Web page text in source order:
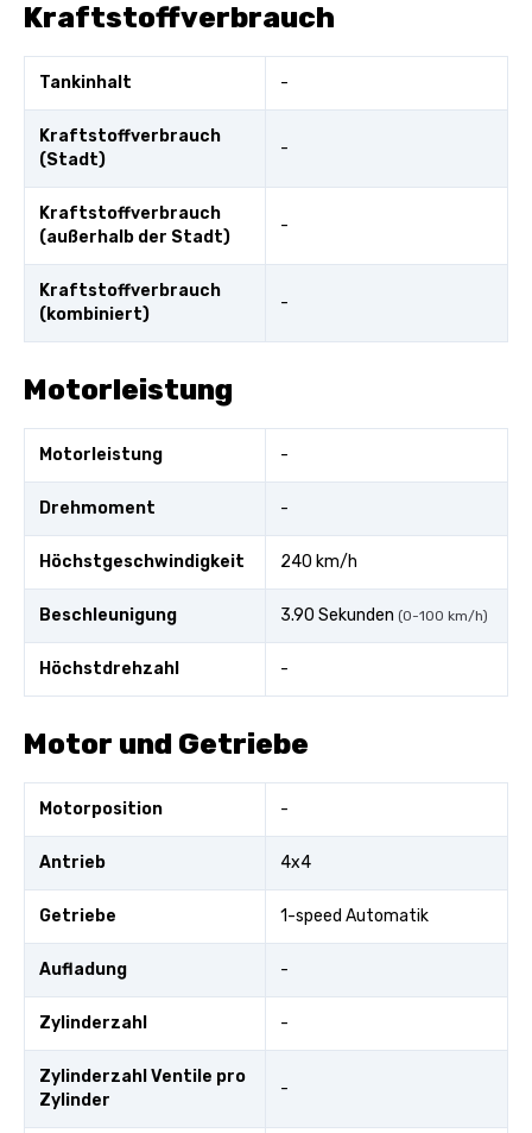
Kraftstoffverbrauch
Tankinhalt -
Kraftstoffverbrauch
(Stadt)
-
Kraftstoffverbrauch
(außerhalb der Stadt)
-
Kraftstoffverbrauch
(kombiniert)
-
Motorleistung
Motorleistung -
Drehmoment -
Höchstgeschwindigkeit 240 km/h
Beschleunigung 3.90 Sekunden (0-100 km/h)
Höchstdrehzahl -
Motor und Getriebe
Motorposition -
Antrieb 4x4
Getriebe 1-speed Automatik
Aufladung -
Zylinderzahl -
Zylinderzahl Ventile pro
Zylinder
-